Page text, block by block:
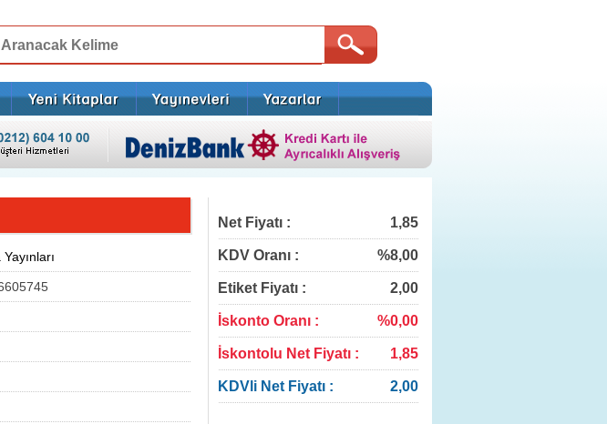
Net Fiyatı : 1,85
KDV Oranı : %8,00
Etiket Fiyatı : 2,00
İskonto Oranı : %0,00
İskontolu Net Fiyatı : 1,85
KDVli Net Fiyatı : 2,00